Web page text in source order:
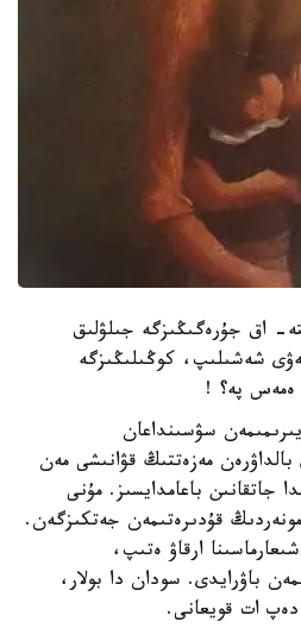
اق جۇرەگىڭىزگە جىلۋلىق
شەشىلىپ، كوڭىلىڭىزگە
ەمەس پە؟ !
سۋسىنداعان
بالداۋرەن مەزەتتىڭ قۋانىشى مەن
جاتقانىن باعامدايسىز. مۇنى
قۇدىرەتىمەن جەتكىزگەن.
ارقاۋ ەتىپ،
باۋرايدى. سودان دا بولار،
دەپ ات قويعانى.